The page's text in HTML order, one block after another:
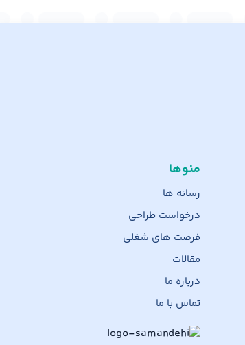
منوها
رسانه ها
درخواست طراحی
فرصت های شغلی
مقالات
درباره ما
تماس با ما